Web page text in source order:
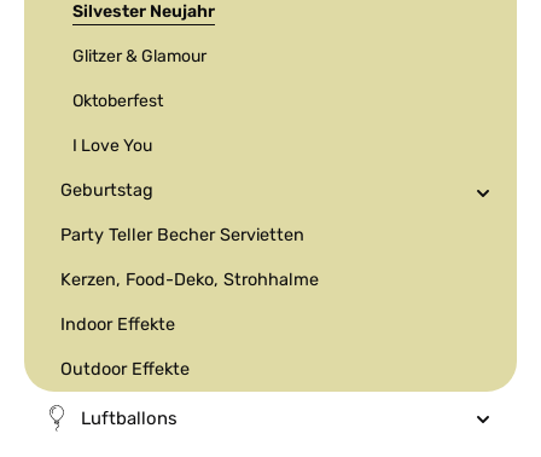
Silvester Neujahr
Glitzer & Glamour
Oktoberfest
I Love You
Geburtstag
Party Teller Becher Servietten
Kerzen, Food-Deko, Strohhalme
Indoor Effekte
Outdoor Effekte
Luftballons